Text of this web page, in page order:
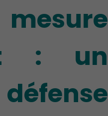
: un